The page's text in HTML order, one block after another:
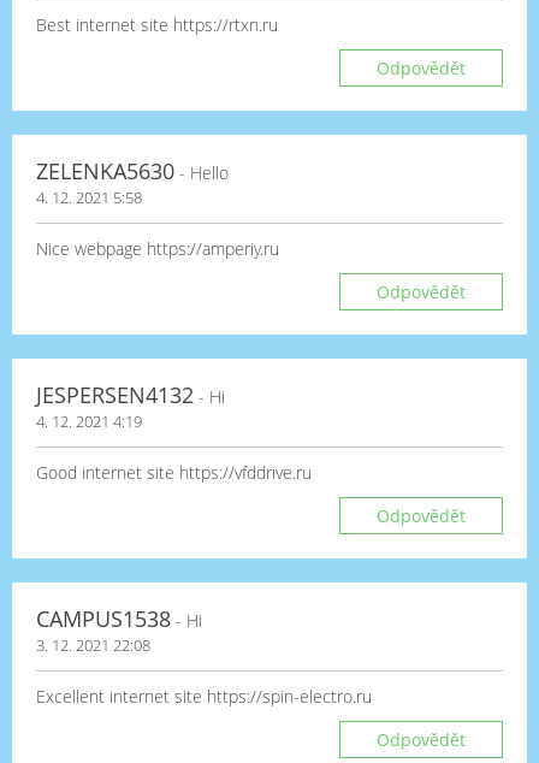
Best internet site https://rtxn.ru
Odpovědět
ZELENKA5630 - Hello
4. 12. 2021 5:58
Nice webpage https://amperiy.ru
Odpovědět
JESPERSEN4132 - Hi
4. 12. 2021 4:19
Good internet site https://vfddrive.ru
Odpovědět
CAMPUS1538 - Hi
3. 12. 2021 22:08
Excellent internet site https://spin-electro.ru
Odpovědět